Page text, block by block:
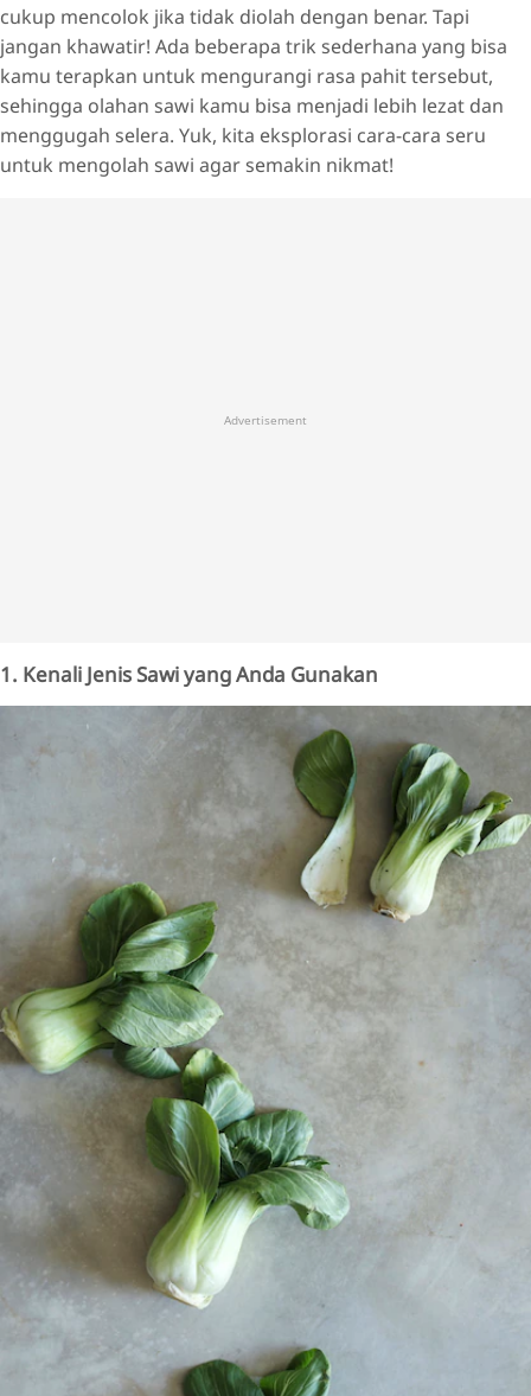
cukup mencolok jika tidak diolah dengan benar. Tapi
jangan khawatir! Ada beberapa trik sederhana yang bisa
kamu terapkan untuk mengurangi rasa pahit tersebut,
sehingga olahan sawi kamu bisa menjadi lebih lezat dan
menggugah selera. Yuk, kita eksplorasi cara-cara seru
untuk mengolah sawi agar semakin nikmat!
Advertisement
1. Kenali Jenis Sawi yang Anda Gunakan